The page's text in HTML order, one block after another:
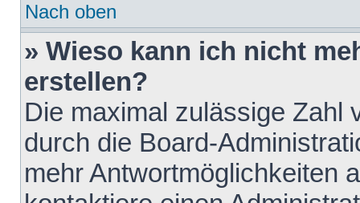
Nach oben
» Wieso kann ich nicht
erstellen?
Die maximal zulässige Zahl
durch die Board-
mehr Antwortmöglichkeiten